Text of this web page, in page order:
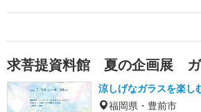
求菩提資料館 夏の企画展 ガ
涼しげなガラスを楽し
福岡県・豊前市